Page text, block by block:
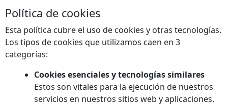
Política de cookies
Esta política cubre el uso de cookies y otras tecnologías.
Los tipos de cookies que utilizamos caen en 3
categorías:
Cookies esenciales y tecnologías similares
Estos son vitales para la ejecución de nuestros
servicios en nuestros sitios web y aplicaciones.